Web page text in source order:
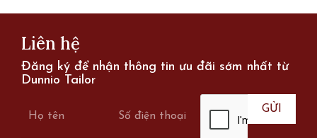
Liên hệ
Đăng ký để nhận thông tin ưu đãi sớm nhất từ
Dunnio Tailor